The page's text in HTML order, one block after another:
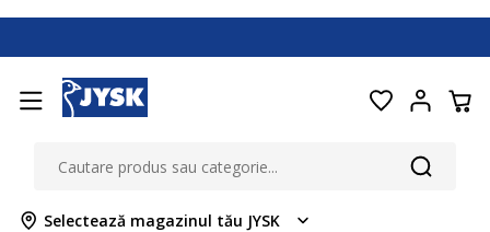
Selectează magazinul tău JYSK